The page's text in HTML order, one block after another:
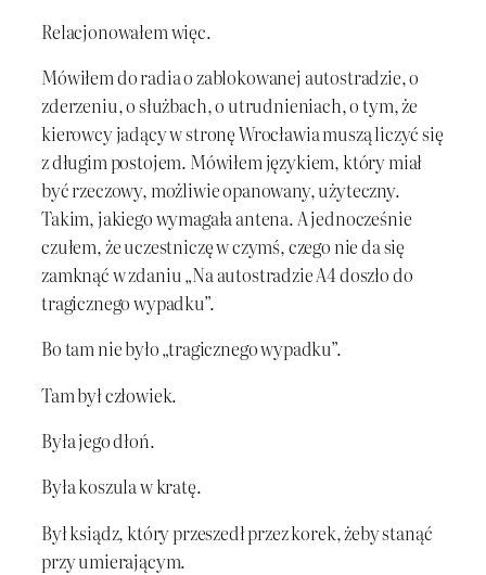
Relacjonowałem więc.
Mówiłem do radia o zablokowanej autostradzie, o
zderzeniu, o służbach, o utrudnieniach, o tym, że
kierowcy jadący w stronę Wrocławia muszą liczyć się
z długim postojem. Mówiłem językiem, który miał
być rzeczowy, możliwie opanowany, użyteczny.
Takim, jakiego wymagała antena. A jednocześnie
czułem, że uczestniczę w czymś, czego nie da się
zamknąć w zdaniu „Na autostradzie A4 doszło do
tragicznego wypadku”.
Bo tam nie było „tragicznego wypadku”.
Tam był człowiek.
Była jego dłoń.
Była koszula w kratę.
Był ksiądz, który przeszedł przez korek, żeby stanąć
przy umierającym.